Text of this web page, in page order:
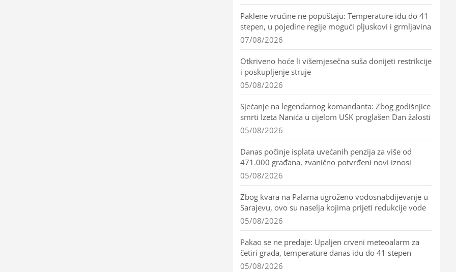
Paklene vrućine ne popuštaju: Temperature idu do 41
stepen, u pojedine regije mogući pljuskovi i grmljavina
07/08/2026
Otkriveno hoće li višemjesečna suša donijeti restrikcije
i poskupljenje struje
05/08/2026
Sjećanje na legendarnog komandanta: Zbog godišnjice
smrti Izeta Nanića u cijelom USK proglašen Dan žalosti
05/08/2026
Danas počinje isplata uvećanih penzija za više od
471.000 građana, zvanično potvrđeni novi iznosi
05/08/2026
Zbog kvara na Palama ugroženo vodosnabdijevanje u
Sarajevu, ovo su naselja kojima prijeti redukcije vode
05/08/2026
Pakao se ne predaje: Upaljen crveni meteoalarm za
četiri grada, temperature danas idu do 41 stepen
05/08/2026